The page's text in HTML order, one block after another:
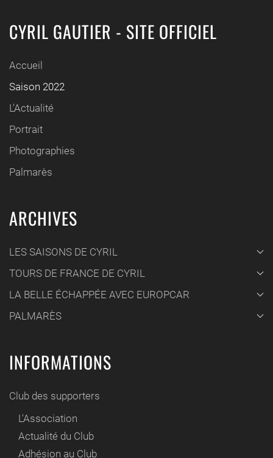
CYRIL GAUTIER - SITE OFFICIEL
Accueil
Saison 2022
L'Actualité
Portrait
Photographies
Palmarès
ARCHIVES
LES SAISONS DE CYRIL
TOURS DE FRANCE DE CYRIL
LA BELLE ÉCHAPPÉE AVEC EUROPCAR
PALMARÈS
INFORMATIONS
Club des supporters
L'Association
Actualité du Club
Adhésion au Club